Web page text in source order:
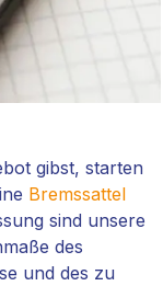
gibst, starten
Bremssattel
sind unsere
des
und des zu